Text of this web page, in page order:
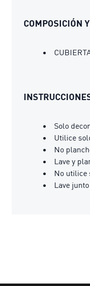
COMPOSICIÓN
Solo
Utilice
No
Lave y
No utilice
Lave